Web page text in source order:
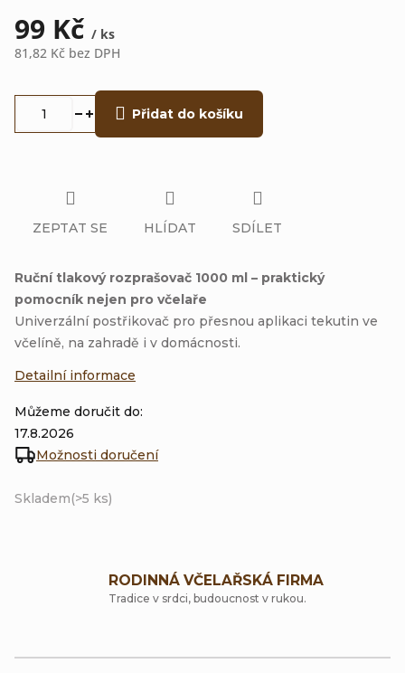
99 Kč / ks
81,82 Kč bez DPH
Skladem(>5 ks)
Můžeme doručit do:
17.8.2026
Možnosti doručení
Přidat do košíku
Ruční tlakový rozprašovač 1000 ml – praktický
pomocník nejen pro včelaře
Univerzální postřikovač pro přesnou aplikaci tekutin ve
včelíně, na zahradě i v domácnosti.
Detailní informace
ZEPTAT SE HLÍDAT SDÍLET
RODINNÁ VČELAŘSKÁ FIRMA
Tradice v srdci, budoucnost v rukou.